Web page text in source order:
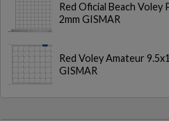
Red Oficial Beach Voley
2mm GISMAR
Red Voley Amateur
GISMAR